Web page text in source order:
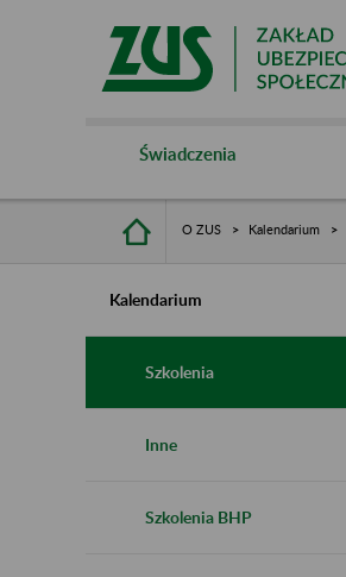
Świadczenia
O ZUS Kalendarium
Kalendarium
Szkolenia
Inne
Szkolenia BHP